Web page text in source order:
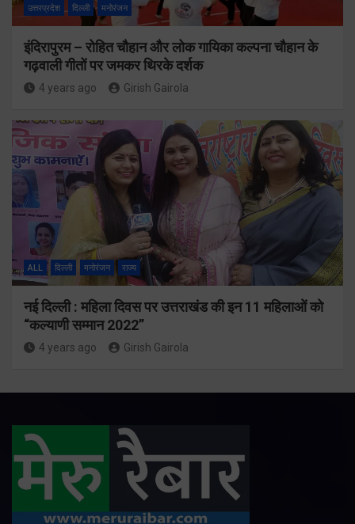
उत्तरप्रदेश दिल्ली मनोरंजन
इंदिरापुरम – रोहित चौहान और लोक गायिका कल्पना चौहान के
गढ़वाली गीतों पर जमकर थिरके दर्शक
4 years ago Girish Gairola
ALL दिल्ली मनोरंजन राज्य
नई दिल्ली : महिला दिवस पर उत्तराखंड की इन 11 महिलाओं को
“कल्याणी सम्मान 2022”
4 years ago Girish Gairola